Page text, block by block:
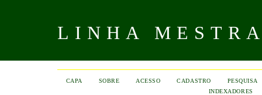
LINHA
CAPA SOBRE ACESSO CADASTRO
PESQUISA
INDEXADORES